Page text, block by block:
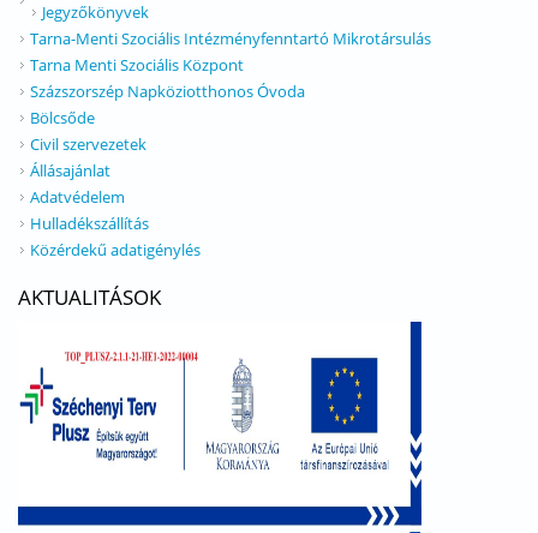
Jegyzőkönyvek
Tarna-Menti Szociális Intézményfenntartó Mikrotársulás
Tarna Menti Szociális Központ
Százszorszép Napköziotthonos Óvoda
Bölcsőde
Civil szervezetek
Állásajánlat
Adatvédelem
Hulladékszállítás
Közérdekű adatigénylés
AKTUALITÁSOK